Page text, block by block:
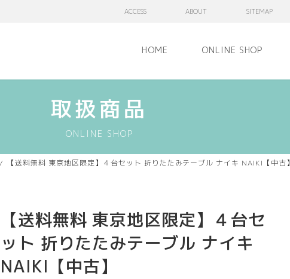
ACCESS ABOUT SITEMAP
HOME ONLINE SHOP
取扱商品
ONLINE SHOP
【送料無料 東京地区限定】４台セット 折りたたみテーブル ナイキ NAIKI【中古】
【送料無料 東京地区限定】４台セ
ット 折りたたみテーブル ナイキ
NAIKI【中古】